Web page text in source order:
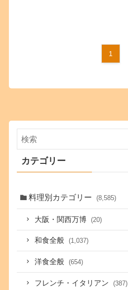
1
カテゴリー
料理別カテゴリー (8,585)
大阪・関西万博 (20)
和食全般 (1,037)
洋食全般 (654)
フレンチ・イタリアン (387)